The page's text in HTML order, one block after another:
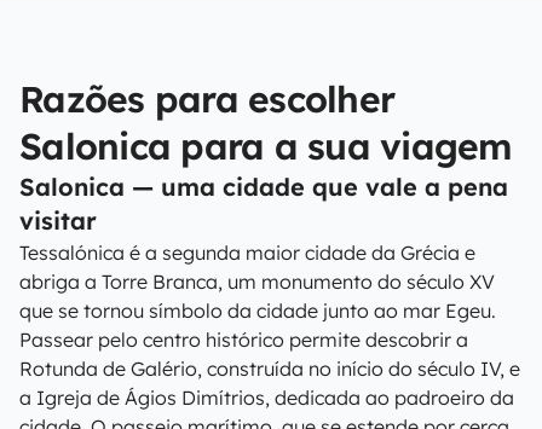
Razões para escolher
Salonica para a sua viagem
Salonica — uma cidade que vale a pena
visitar
Tessalónica é a segunda maior cidade da Grécia e
abriga a Torre Branca, um monumento do século XV
que se tornou símbolo da cidade junto ao mar Egeu.
Passear pelo centro histórico permite descobrir a
Rotunda de Galério, construída no início do século IV, e
a Igreja de Ágios Dimítrios, dedicada ao padroeiro da